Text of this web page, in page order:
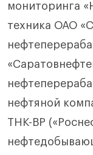
мониторинга
техника ОАО
нефтяной
ТНК-ВР